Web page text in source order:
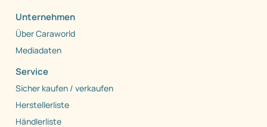
Unternehmen
Über Caraworld
Mediadaten
Service
Sicher kaufen / verkaufen
Herstellerliste
Händlerliste